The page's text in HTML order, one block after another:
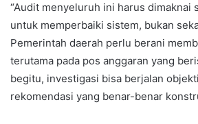
“Audit menyeluruh ini harus dimaknai
untuk memperbaiki sistem, bukan
Pemerintah daerah perlu berani
terutama pada pos anggaran yang
begitu, investigasi bisa berjalan
rekomendasi yang benar-benar